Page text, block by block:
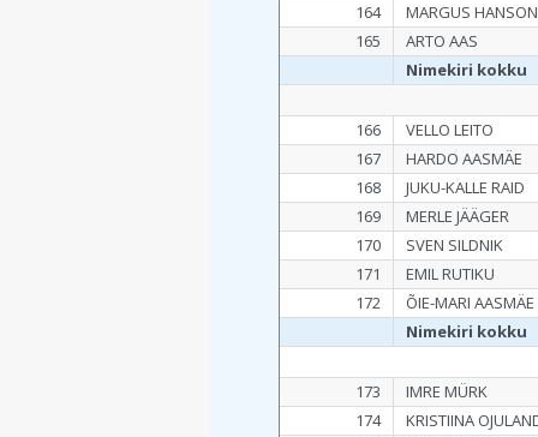
164
MARGUS HANSON
165
ARTO AAS
Nimekiri kokku
166
VELLO LEITO
167
HARDO AASMÄE
168
JUKU-KALLE RAID
169
MERLE JÄÄGER
170
SVEN SILDNIK
171
EMIL RUTIKU
172
ÕIE-MARI AASMÄE
Nimekiri kokku
173
IMRE MÜRK
174
KRISTIINA